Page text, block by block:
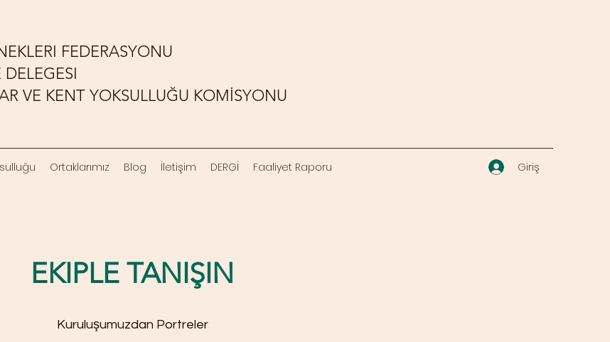
FEDERASYONU
VE KENT YOKSULLUĞU KOMİSYONU
Ortaklarımız Blog İletişim DERGİ Faaliyet Raporu Giriş
EKIPLE TANIŞIN
Kuruluşumuzdan Portreler